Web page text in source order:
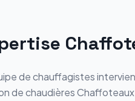
de chauffagistes
de chaudièresChaffoteaux